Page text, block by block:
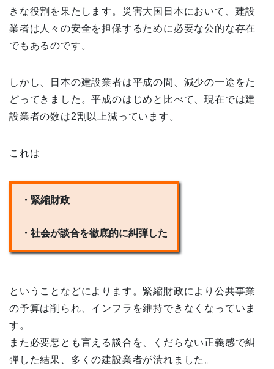
きな役割を果たします。災害大国日本において、建設
業者は人々の安全を担保するために必要な公的な存在
でもあるのです。
しかし、日本の建設業者は平成の間、減少の一途をた
どってきました。平成のはじめと比べて、現在では建
設業者の数は2割以上減っています。
これは
・緊縮財政
・社会が談合を徹底的に糾弾した
ということなどによります。緊縮財政により公共事業
の予算は削られ、インフラを維持できなくなっていま
す。
また必要悪とも言える談合を、くだらない正義感で糾
弾した結果、多くの建設業者が潰れました。